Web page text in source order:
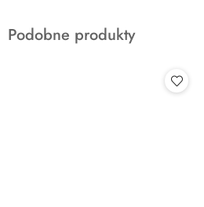
Produkty
Podobne produkty